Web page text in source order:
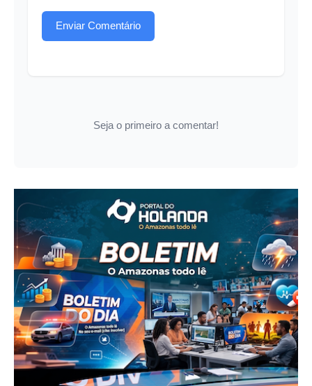
Enviar Comentário
Seja o primeiro a comentar!